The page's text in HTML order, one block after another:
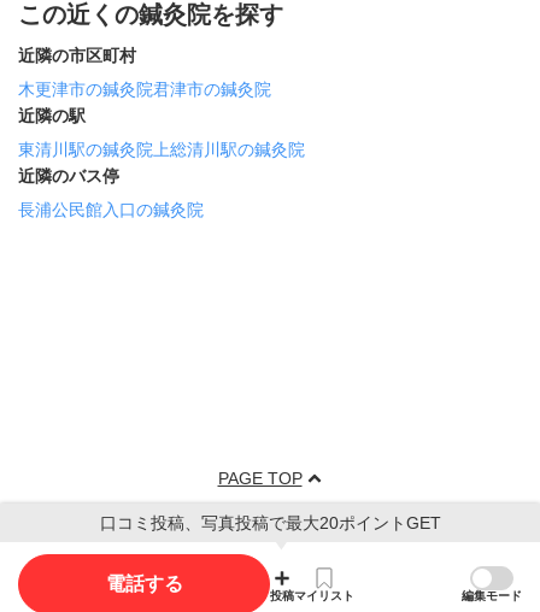
この近くの鍼灸院を探す
近隣の市区町村
木更津市の鍼灸院君津市の鍼灸院
近隣の駅
東清川駅の鍼灸院 上総清川駅の鍼灸院
近隣のバス停
長浦公民館入口の鍼灸院
PAGE TOP
口コミ投稿、写真投稿で最大20ポイントGET
電話する
投稿マイリスト 編集モード